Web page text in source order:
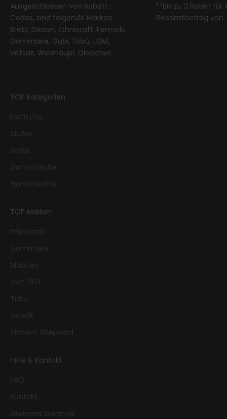
Ausgeschlossen von Rabatt-
Codes, sind folgende Marken:
Bretz, Dedon, Ethnicraft, Fermob,
Gommaire, Gubi, Tribù, USM,
Vetsak, Weishäupl, Qlocktwo.
**Bis zu 3 Raten für
Gesamtbetrag von
TOP Kategorien
Esstische
Stühle
Sofas
Gartentische
Gartenstühle
TOP Marken
Ethnicraft
Gommaire
Mobitec
rom 1961
Tribù
vetsak
Vincent Sheppard
Hilfe & Kontakt
FAQ
Kontakt
Bestpreis Garantie